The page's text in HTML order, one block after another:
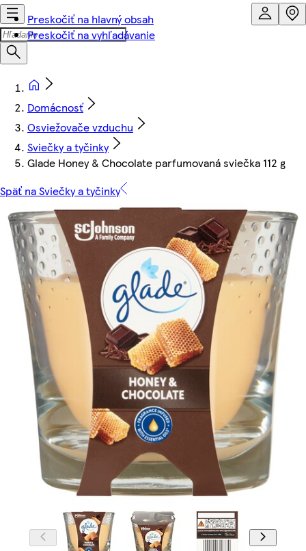
Preskočiť na hlavný obsah
Preskočiť na vyhľadávanie
Domácnosť
Osviežovače vzduchu
Sviečky a tyčinky
Glade Honey & Chocolate parfumovaná sviečka 112 g
Späť na Sviečky a tyčinky